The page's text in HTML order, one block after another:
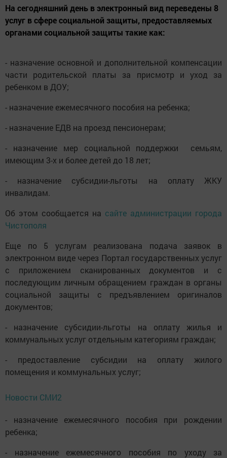
На сегодняшний день в электронный вид переведены 8
услуг в сфере социальной защиты, предоставляемых
органами социальной защиты такие как:
- назначение основной и дополнительной компенсации
части родительской платы за присмотр и уход за
ребенком в ДОУ;
- назначение ежемесячного пособия на ребенка;
- назначение ЕДВ на проезд пенсионерам;
- назначение мер социальной поддержки семьям,
имеющим 3-х и более детей до 18 лет;
- назначение субсидии-льготы на оплату ЖКУ
инвалидам.
Об этом сообщается на сайте администрации города
Чистополя
Еще по 5 услугам реализована подача заявок в
электронном виде через Портал государственных услуг
с приложением сканированных документов и с
последующим личным обращением граждан в органы
социальной защиты с предъявлением оригиналов
документов;
- назначение субсидии-льготы на оплату жилья и
коммунальных услуг отдельным категориям граждан;
- предоставление субсидии на оплату жилого
помещения и коммунальных услуг;
Новости СМИ2
- назначение ежемесячного пособия при рождении
ребенка;
- назначение ежемесячного пособия по уходу за